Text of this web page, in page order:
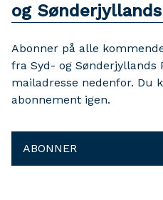
og
Abonner på alle
fra Syd- og Sønderjyllands
mailadresse nedenfor. Du
abonnement igen.
ABONNER